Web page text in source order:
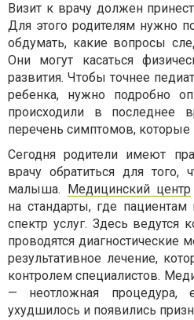
Визит к врачу должен
Для этого родителям нужно
обдумать, какие вопросы
Они могут касаться
развития. Чтобы точнее
ребенка, нужно подробно
происходили в последнее
перечень симптомов, которые
Сегодня родители имеют
врачу обратиться для того,
малыша. Медицинский центр
на стандарты, где пациентам
спектр услуг. Здесь ведутся
проводятся диагностические
результативное лечение,
контролем специалистов.
— неотложная процедура,
ухудшилось и появились